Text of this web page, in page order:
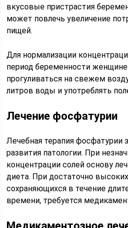
вкусовые пристрастия
может повлечь увеличение
пищей.
Для нормализации
период беременности
прогуливаться на свежем
литров воды и употреблять
Лечение фосфатурии
Лечебная терапия фосфатурии
развития патологии. При
концентрации солей основу
диета. При достаточно высоких
сохраняющихся в течение
времени, требуется